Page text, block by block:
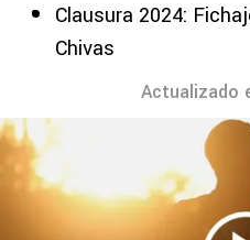
Clausura 2024:
Chivas
Actualizado